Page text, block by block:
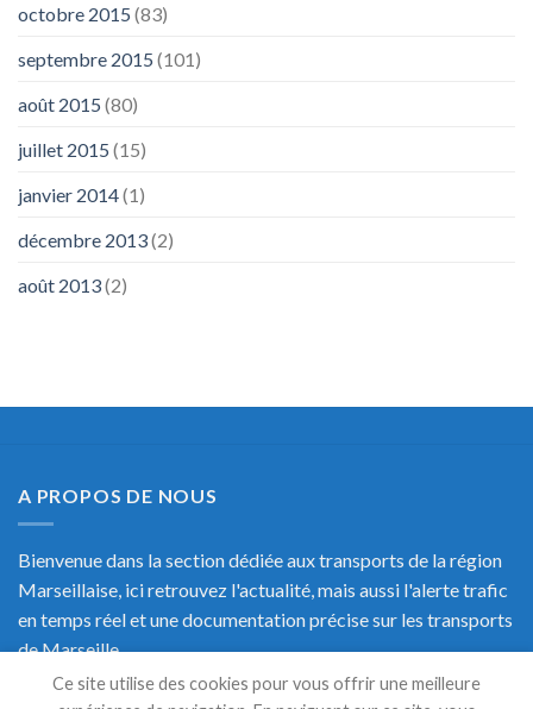
octobre 2015 (83)
septembre 2015 (101)
août 2015 (80)
juillet 2015 (15)
janvier 2014(1)
décembre 2013(2)
août 2013(2)
A PROPOS DE NOUS
Bienvenue dans la section dédiée aux transports de la région
Marseillaise, ici retrouvez l'actualité, mais aussi l'alerte trafic
en temps réel et une documentation précise sur les transports
de Marseille.
Ce site utilise des cookies pour vous offrir une meilleure